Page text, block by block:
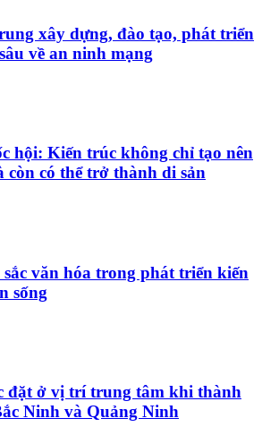
xây dựng, đào tạo, phát triển
về an ninh mạng
hội: Kiến trúc không chỉ tạo nên
còn có thể trở thành di sản
văn hóa trong phát triển kiến
sống
đặt ở vị trí trung tâm khi thành
Ninh và Quảng Ninh